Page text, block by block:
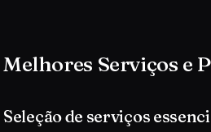
Melhores Serviços e
Seleção de serviços